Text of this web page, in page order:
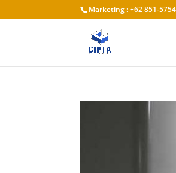
Marketing : +62 851-